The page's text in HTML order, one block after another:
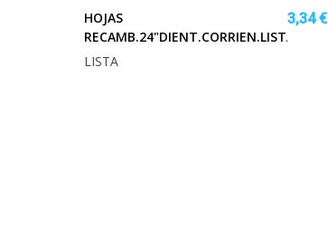
HOJAS
RECAMB.24"DIENT.CORRIEN.LISTA
3,34 €
LISTA